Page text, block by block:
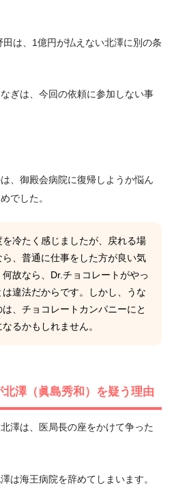
は、1億円が払えない北澤に別の条
ぎは、今回の依頼に参加しない事
、御殿会病院に復帰しようか悩ん
でした。
を冷たく感じましたが、戻れる場
ら、普通に仕事をした方が良い気
故なら、Dr.チョコレートがやっ
は違法だからです。しかし、うな
は、チョコレートカンパニーにと
るかもしれません。
澤（眞島秀和）を疑う理由
澤は、医局長の座をかけて争った
は海王病院を辞めてしまいます。